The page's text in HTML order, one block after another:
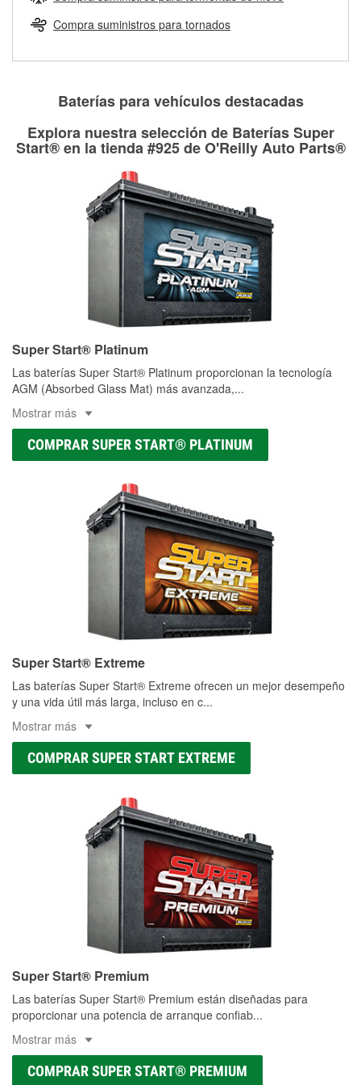
Herramientas de O'Reilly
pueden ser reutilizados, podemos ayudarte a encontrar las
partes de reemplazo correctas para tu reparación.
Rectificación de tambores y discos de freno
Compra suministros para tornados
Baterías para vehículos destacadas
Explora nuestra selección de Baterías Super
Start® en la tienda #925 de O'Reilly Auto Parts®
Super Start® Platinum
Las baterías Super Start® Platinum proporcionan la tecnología
AGM (Absorbed Glass Mat) más avanzada,...
Mostrar más
COMPRAR SUPER START® PLATINUM
Super Start® Extreme
Las baterías Super Start® Extreme ofrecen un mejor desempeño
y una vida útil más larga, incluso en c...
Mostrar más
COMPRAR SUPER START EXTREME
Super Start® Premium
Las baterías Super Start® Premium están diseñadas para
proporcionar una potencia de arranque confiab...
Mostrar más
COMPRAR SUPER START® PREMIUM